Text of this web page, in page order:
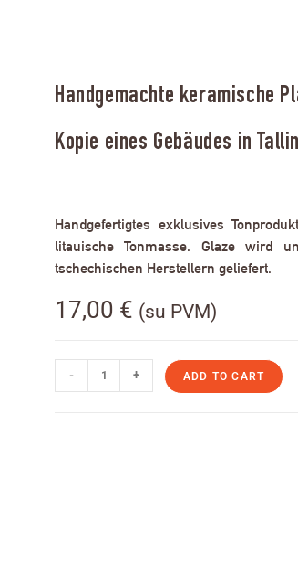
Handgemachte keramische
Kopie eines Gebäudes in
Handgefertigtes exklusives
litauische Tonmasse. Glaze wird
tschechischen Herstellern geliefert.
17,00 € (su PVM)
- + ADD TO CART